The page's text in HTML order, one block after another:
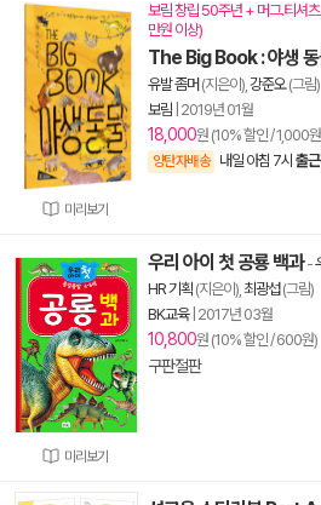
미리보기
보림 창립 50주년 + 머그.티셔
만원 이상)
The Big Book : 야생
유발 좀머 (지은이), 강준오(그림)
보림 2019년 01월
18,000원 (10% 할인 / 1,000
양탄자배송 내일 아침 7시 출
미리보기
우리 아이 첫 공룡 백과-
HR 기획 (지은이), 최광섭(그림)
BK교육| 2017년 03월
10,800원 (10% 할인 / 600원)
구판절판